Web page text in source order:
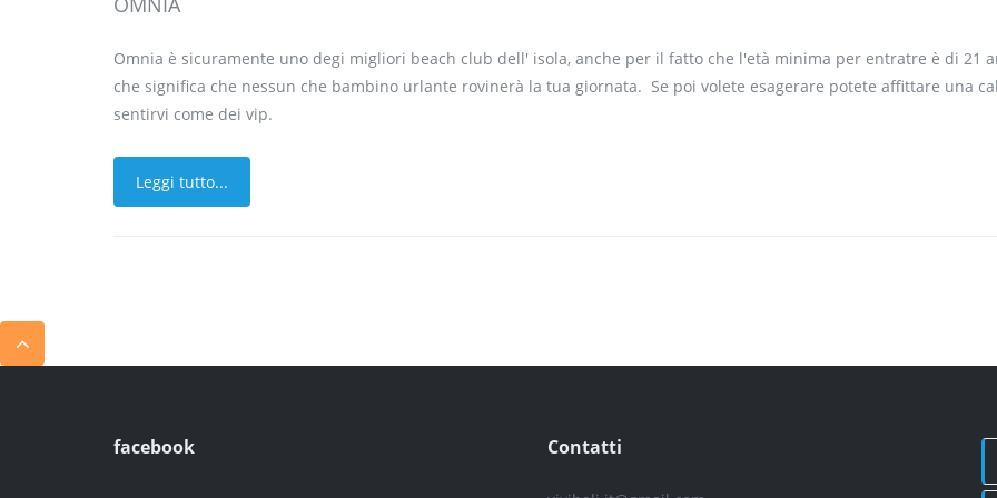
Omnia è sicuramente uno degi migliori beach club dell' isola, anche per il fatto che l'età minima per entratre è di 21
che significa che nessun che bambino urlante rovinerà la tua giornata. Se poi volete esagerare potete affittare una
sentirvi come dei vip.
Leggi tutto...
facebook Contatti